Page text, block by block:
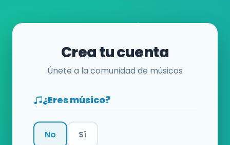
Crea tu cuenta
Únete a la comunidad de músicos
¿Eres músico?
No Sí